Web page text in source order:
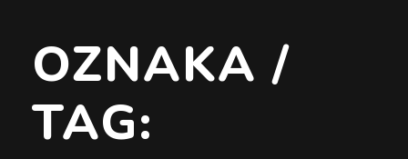
OZNAKA /
TAG: